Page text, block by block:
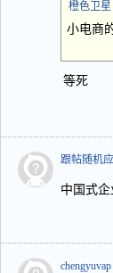
橙色卫星
小电商
等死
跟帖随机
中国式
chengyuvap